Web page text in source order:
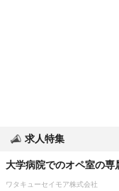
求人特集
大学病院でのオペ室の専
ワタキューセイモア株式会社